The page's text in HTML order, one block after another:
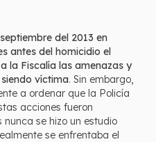
del 2013 en
antes del homicidio el
la Fiscalía las amenazas y
víctima. Sin embargo,
a ordenar que la Policía
acciones fueron
se hizo un estudio
se enfrentaba el